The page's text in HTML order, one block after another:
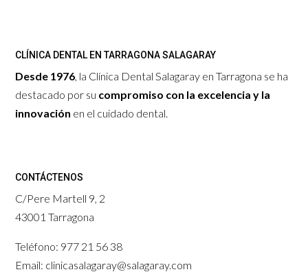
CLÍNICA DENTAL EN TARRAGONA SALAGARAY
Desde 1976 , la Clínica Dental Salagaray en Tarragona se ha
destacado por su compromiso con la excelencia y la
innovación en el cuidado dental.
CONTÁCTENOS
C/Pere Martell 9, 2
43001 Tarragona
Teléfono: 977 21 56 38
Email: clinicasalagaray@salagaray.com